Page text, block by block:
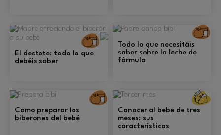
Alimentación
El destete: todo lo que
debéis saber
Todo lo que necesitáis
saber sobre la leche de
fórmula
Alimentación
Cómo preparar los
biberones del bebé
Conocer al bebé de tres
meses: sus
características